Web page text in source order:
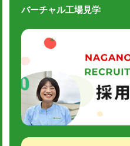
バーチャル工場見学